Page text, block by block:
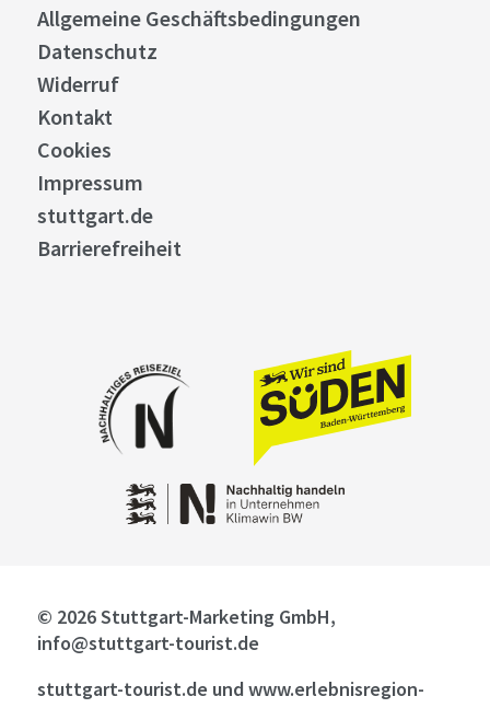
Allgemeine Geschäftsbedingungen
Datenschutz
Widerruf
Kontakt
Cookies
Impressum
stuttgart.de
Barrierefreiheit
© 2026 Stuttgart-Marketing GmbH,
info@stuttgart-tourist.de
stuttgart-tourist.de und www.erlebnisregion-